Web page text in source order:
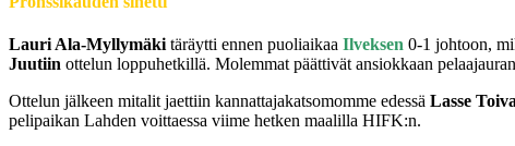
Lauri Ala-Myllymäki täräytti ennen puoliaikaa Ilveksen 0-1 johtoon,
Juutiin ottelun loppuhetkillä. Molemmat päättivät ansiokkaan
Ottelun jälkeen mitalit jaettiin kannattajakatsomomme edessä Lasse
pelipaikan Lahden voittaessa viime hetken maalilla HIFK:n.